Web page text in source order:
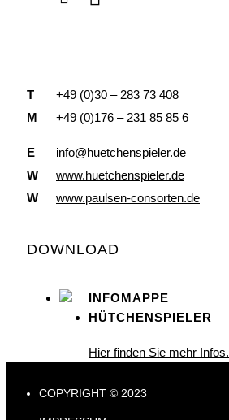
T
+49 (0)30 – 283 73 408
M
+49 (0)176 – 231 85 85 6
E
info@huetchenspieler.de
W
www.huetchenspieler.de
W
www.paulsen-consorten.de
DOWNLOAD
INFOMAPPE
HÜTCHENSPIELER
Hier finden Sie mehr Infos.
COPYRIGHT © 2023